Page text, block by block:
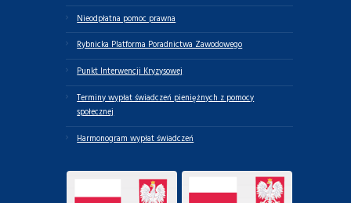
Nieodpłatna pomoc prawna
Rybnicka Platforma Poradnictwa Zawodowego
Punkt Interwencji Kryzysowej
Terminy wypłat świadczeń pieniężnych z pomocy
społecznej
Harmonogram wypłat świadczeń